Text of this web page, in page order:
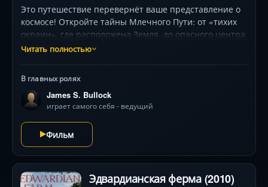
Это путешествие перевернёт ваше представление о
космосе! Откройте тайны Млечного Пути: от «тихих
окраин», где расположена Земля, до опасного центра
со сверхмассивной чёрной дырой. Узнайте, как пыль
выглядит грядущее столкновение с Андромедой.
Потрясающая графика Hubble и симуляции NASA
перенесут вас в эпицентр космических катаклизмов.
Главный вопрос: есть ли шанс на жизнь в других
уголках этого звёздного гиганта? Ответ — в огненном
танце туманностей и взрывах сверхновых.
Читать полностью
В главных ролях
James S. Bullock
играет самого себя - ведущий
Фильм
Эдвардианская ферма (2010)